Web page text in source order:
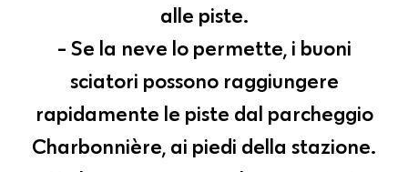
alle piste.
- Se la neve lo permette, i buoni
sciatori possono raggiungere
rapidamente le piste dal parcheggio
Charbonnière, ai piedi della stazione.